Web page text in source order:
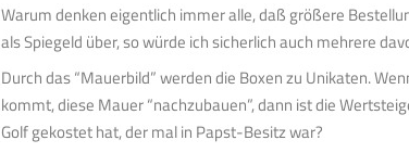
Warum denken eigentlich immer alle, daß größere
als Spiegeld über, so würde ich sicherlich auch mehrere
Durch das “Mauerbild” werden die Boxen zu Unikaten.
kommt, diese Mauer “nachzubauen”, dann ist die
Golf gekostet hat, der mal in Papst-Besitz war?